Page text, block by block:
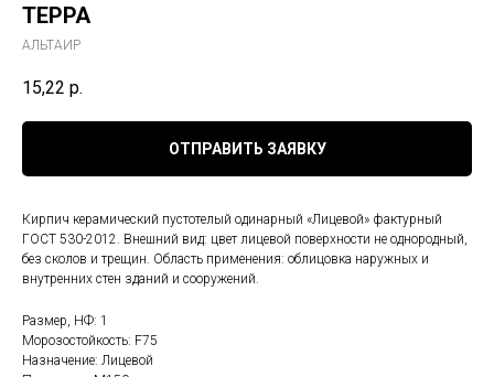
ТЕРРА
АЛЬТАИР
15,22 р.
ОТПРАВИТЬ ЗАЯВКУ
Кирпич керамический пустотелый одинарный «Лицевой» фактурный
ГОСТ 530-2012. Внешний вид: цвет лицевой поверхности не однородный,
без сколов и трещин. Область применения: облицовка наружных и
внутренних стен зданий и сооружений.
Размер, НФ: 1
Морозостойкость: F75
Назначение: Лицевой